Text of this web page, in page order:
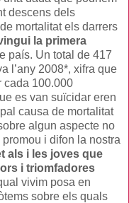
descens dels
mortalitat els darrers
la primera
país. Un total de 417
l’any 2008*, xifra que
cada 100.000
es van suïcidar eren
causa de mortalitat
algun aspecte no
i difon la nostra
als i les joves que
i triomfadores
vivim posa en
sobre els quals